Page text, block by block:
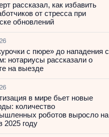
рассказал, как избавить
от стресса при
обновлений
с пюре» до нападения с
нотариусы рассказали о
на выезде
в мире бьет новые
количество
роботов выросло на
2025 году